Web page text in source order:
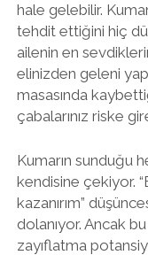
hale gelebilir. Kumar
tehdit ettiğini hiç
ailenin en
elinizden geleni
masasında
çabalarınız riske
Kumarın sunduğu
kendisine çekiyor.
kazanırım”
dolanıyor. Ancak
zayıflatma